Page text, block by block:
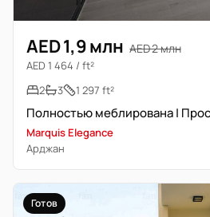
AED 1,9 млн AED 2 млн
AED 1 464 / ft²
2
3 1 297 ft²
Marquis Elegance
Арджан
Готов